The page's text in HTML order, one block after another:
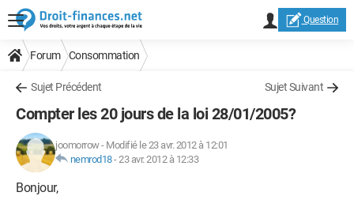
Question
Forum Consommation
Sujet Précédent Sujet Suivant
Compter les 20 jours de la loi 28/01/2005?
joomorrow- Modifié le 23 avr. 2012 à 12:01
nemrod18-23 avr. 2012 à 12:33
Bonjour,